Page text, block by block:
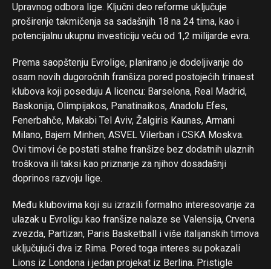
Upravnog odbora lige. Ključni deo reforme uključuje
proširenje takmičenja sa sadašnjih 18 na 24 tima, kao i
potencijalnu ukupnu investiciju veću od 1,2 milijarde evra.
Prema saopštenju Evrolige, planirano je dodeljivanje do
osam novih dugoročnih franšiza pored postojećih trinaest
klubova koji poseduju A licencu: Barselona, Real Madrid,
Baskonija, Olimpijakos, Panatinaikos, Anadolu Efes,
Fenerbahče, Makabi Tel Aviv, Žalgiris Kaunas, Armani
Milano, Bajern Minhen, ASVEL Vilerban i CSKA Moskva.
Ovi timovi će postati stalne franšize bez dodatnih ulaznih
troškova ili taksi kao priznanje za njihov dosadašnji
doprinos razvoju lige.
Među klubovima koji su izrazili formalno interesovanje za
ulazak u Evroligu kao franšize nalaze se Valensija, Crvena
zvezda, Partizan, Paris Basketball i više italijanskih timova
uključujući dva iz Rima. Pored toga interes su pokazali
Lions iz Londona i jedan projekat iz Berlina. Pristigle